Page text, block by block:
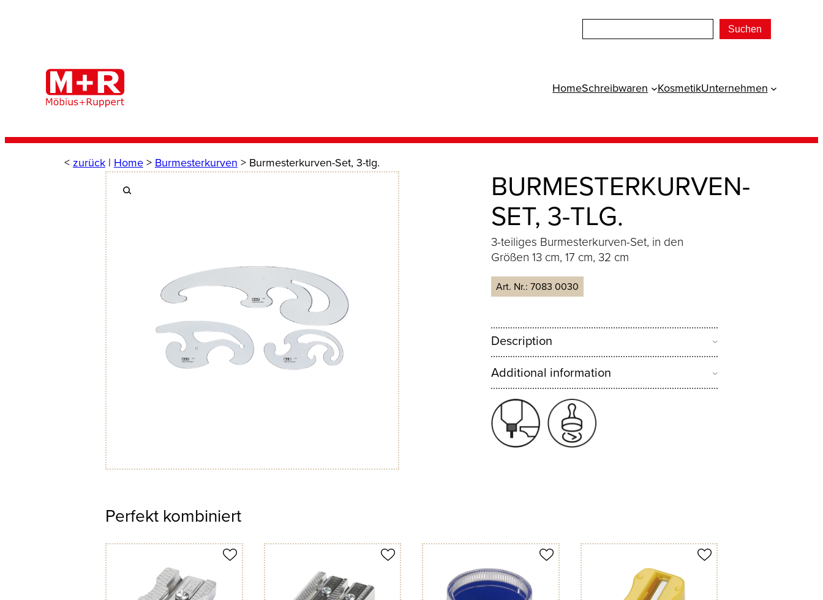
Suchen
HomeSchreibwaren KosmetikUnternehmen
< zurück| Home> Burmesterkurven > Burmesterkurven-Set, 3-tlg.
BURMESTERKURVEN-
SET, 3-TLG.
3-teiliges Burmesterkurven-Set, in den
Größen 13 cm, 17 cm, 32 cm
Art. Nr.: 7083 0030
Description
Additional information
Perfekt kombiniert
Produkt merken Produkt merken Produkt merken Produkt merken